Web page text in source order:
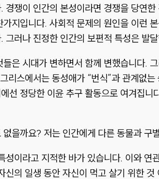
쟁이 인간의 본성이라면 경쟁을 당연
지입니다. 사회적 문제의 원인을 이런
러나 진정한 인간의 보편적 특성은 발
은 시대가 변하면서 함께 변했습니다.
리스에서는 동성애가 “번식”과 관계없
선 정당한 이윤 추구 활동으로 여겨집
을까요? 저는 인간에게 다른 동물과 구
이라고 지적한 바가 있습니다. 이와
의 일생 동안 자신이 먹고 살기 위한